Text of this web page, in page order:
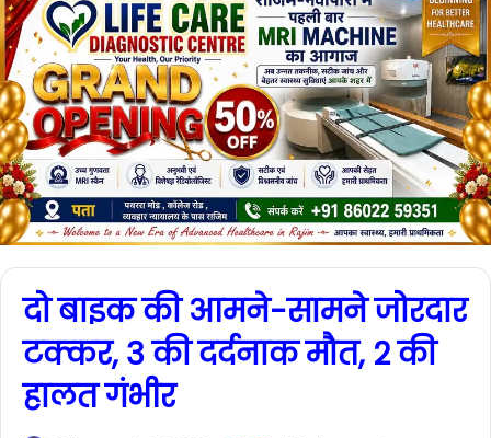
दो बाइक की आमने-सामने जोरदार
टक्कर, 3 की दर्दनाक मौत, 2 की
हालत गंभीर